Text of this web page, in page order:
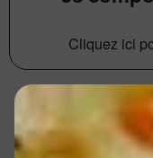
Cliquez ici